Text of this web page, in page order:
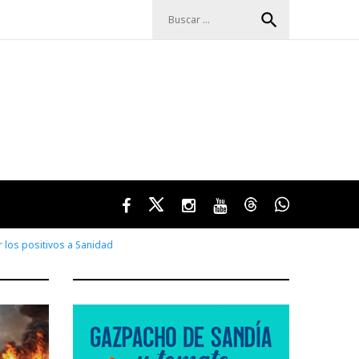
search
FacebookTwitterInstagramYoutubeThreadsWhatsApp
los positivos a Sanidad